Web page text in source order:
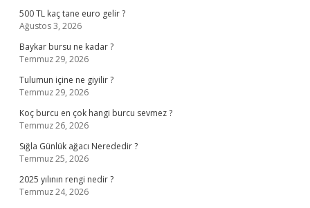
500 TL kaç tane euro gelir ?
Ağustos 3, 2026
Baykar bursu ne kadar ?
Temmuz 29, 2026
Tulumun içine ne giyilir ?
Temmuz 29, 2026
Koç burcu en çok hangi burcu sevmez ?
Temmuz 26, 2026
Sığla Günlük ağacı Nerededir ?
Temmuz 25, 2026
2025 yılının rengi nedir ?
Temmuz 24, 2026